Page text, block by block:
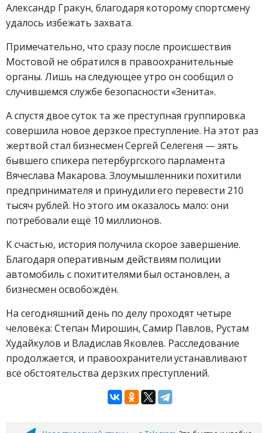
Александр Гракун, благодаря которому спортсмену
удалось избежать захвата.
Примечательно, что сразу после происшествия
Мостовой не обратился в правоохранительные
органы. Лишь на следующее утро он сообщил о
случившемся службе безопасности «Зенита».
А спустя двое суток та же преступная группировка
совершила новое дерзкое преступление. На этот раз
жертвой стал бизнесмен Сергей Селегеня — зять
бывшего спикера петербургского парламента
Вячеслава Макарова. Злоумышленники похитили
предпринимателя и принудили его перевести 210
тысяч рублей. Но этого им оказалось мало: они
потребовали ещё 10 миллионов.
К счастью, история получила скорое завершение.
Благодаря оперативным действиям полиции
автомобиль с похитителями был остановлен, а
бизнесмен освобождён.
На сегодняшний день по делу проходят четыре
человека: Степан Мирошин, Самир Павлов, Рустам
Худайкулов и Владислав Яковлев. Расследование
продолжается, и правоохранители устанавливают
все обстоятельства дерзких преступлений.